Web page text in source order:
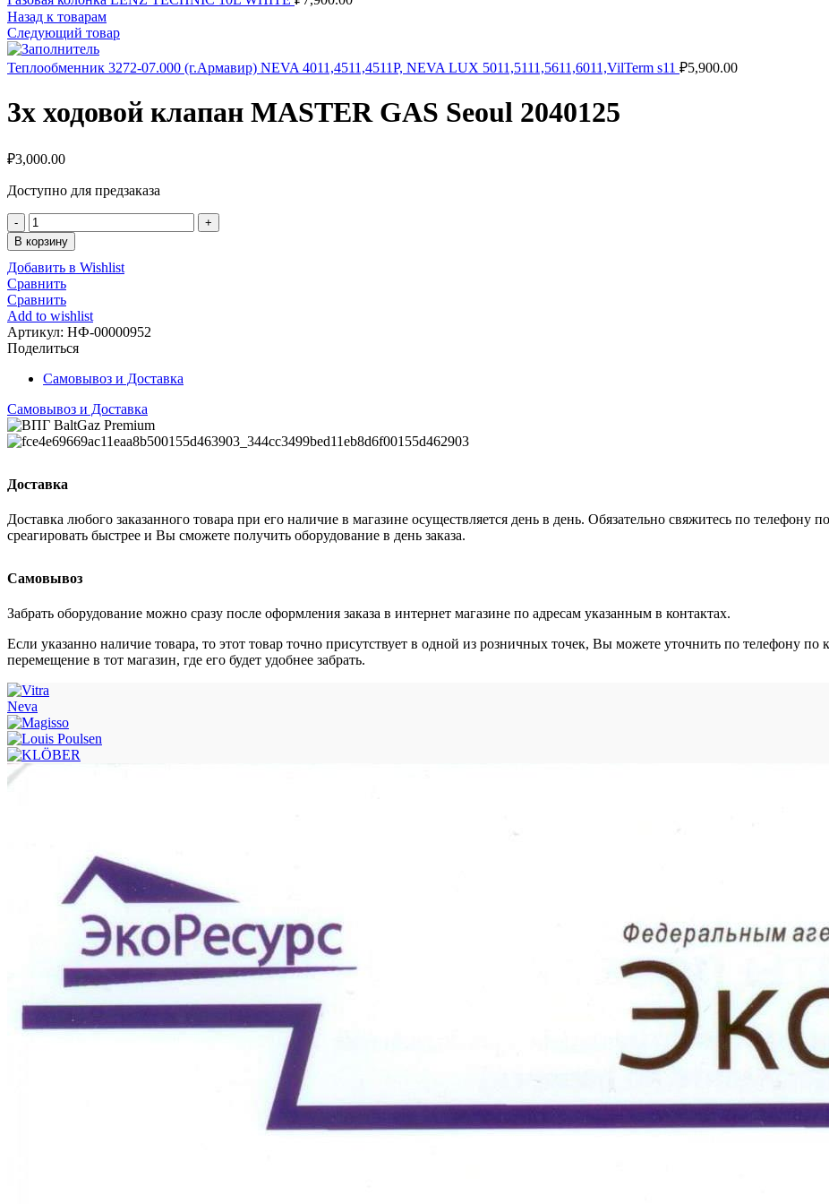
Назад к товарам
Следующий товар
Теплообменник 3272-07.000 (г.Армавир) NEVA 4011,4511,4511P, NEVA LUX 5011,5111,5611,6011,VilTerm s11 ₽5,900.00
3х ходовой клапан MASTER GAS Seoul 2040125
₽3,000.00
Доступно для предзаказа
Количество
3х
ходовой
клапан
MASTER
GAS
Seoul
2040125
В корзину
Добавить в Wishlist
Сравнить
Сравнить
Add to wishlist
Артикул: НФ-00000952
Поделиться
Самовывоз и Доставка
Самовывоз и Доставка
Доставка
Доставка любого заказанного товара при его наличие в магазине осуществляется день в день. Обязательно свяжитесь по телефону
среагировать быстрее и Вы сможете получить оборудование в день заказа.
Самовывоз
Забрать оборудование можно сразу после оформления заказа в интернет магазине по адресам указанным в контактах.
Если указанно наличие товара, то этот товар точно присутствует в одной из розничных точек, Вы можете уточнить по телефону по
перемещение в тот магазин, где его будет удобнее забрать.
Neva